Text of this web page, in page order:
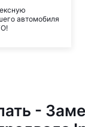
автомобиля
-